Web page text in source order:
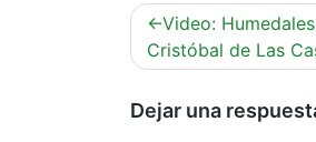
Navegación
de
Video:
Cristóbal de Las
Dejar una